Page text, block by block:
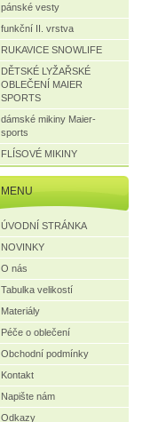
pánské vesty
funkční II. vrstva
RUKAVICE SNOWLIFE
DĚTSKÉ LYŽAŘSKÉ
OBLEČENÍ MAIER
SPORTS
dámské mikiny Maier-
sports
FLÍSOVÉ MIKINY
MENU
ÚVODNÍ STRÁNKA
NOVINKY
O nás
Tabulka velikostí
Materiály
Péče o oblečení
Obchodní podmínky
Kontakt
Napište nám
Odkazy